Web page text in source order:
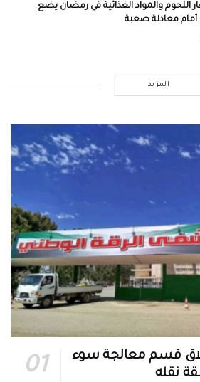
اللحوم والمواد الغذائية في رمضان يضع
أمام معادلة صعبة
المزيد
قسم معالجة سوء
نقله